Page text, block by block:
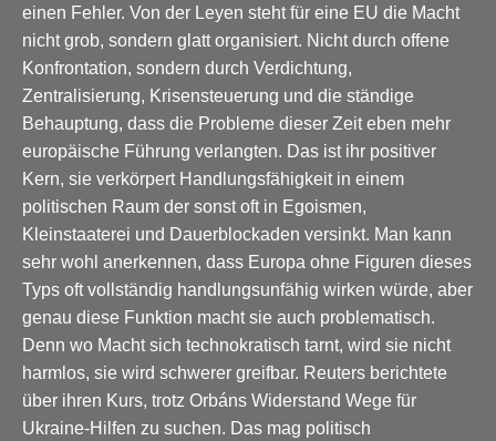
einen Fehler. Von der Leyen steht für eine EU die Macht
nicht grob, sondern glatt organisiert. Nicht durch offene
Konfrontation, sondern durch Verdichtung,
Zentralisierung, Krisensteuerung und die ständige
Behauptung, dass die Probleme dieser Zeit eben mehr
europäische Führung verlangten. Das ist ihr positiver
Kern, sie verkörpert Handlungsfähigkeit in einem
politischen Raum der sonst oft in Egoismen,
Kleinstaaterei und Dauerblockaden versinkt. Man kann
sehr wohl anerkennen, dass Europa ohne Figuren dieses
Typs oft vollständig handlungsunfähig wirken würde, aber
genau diese Funktion macht sie auch problematisch.
Denn wo Macht sich technokratisch tarnt, wird sie nicht
harmlos, sie wird schwerer greifbar. Reuters berichtete
über ihren Kurs, trotz Orbáns Widerstand Wege für
Ukraine-Hilfen zu suchen. Das mag politisch